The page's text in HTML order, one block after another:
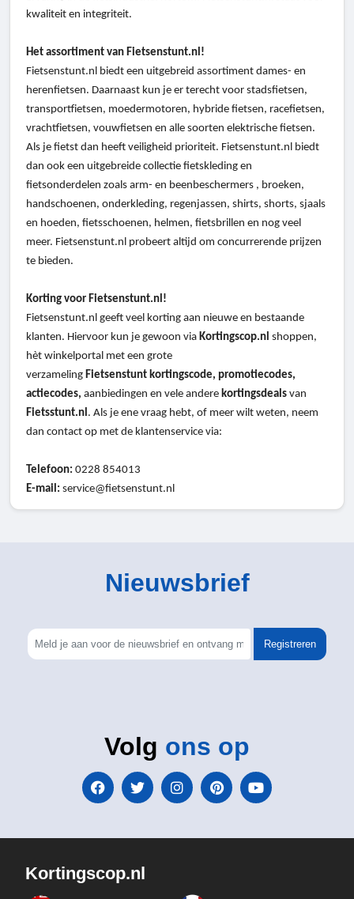
kwaliteit en integriteit.
Het assortiment van Fietsenstunt.nl!
Fietsenstunt.nl biedt een uitgebreid assortiment dames- en
herenfietsen. Daarnaast kun je er terecht voor stadsfietsen,
transportfietsen, moedermotoren, hybride fietsen, racefietsen,
vrachtfietsen, vouwfietsen en alle soorten elektrische fietsen.
Als je fietst dan heeft veiligheid prioriteit. Fietsenstunt.nl biedt
dan ook een uitgebreide collectie fietskleding en
fietsonderdelen zoals arm- en beenbeschermers , broeken,
handschoenen, onderkleding, regenjassen, shirts, shorts, sjaals
en hoeden, fietsschoenen, helmen, fietsbrillen en nog veel
meer. Fietsenstunt.nl probeert altijd om concurrerende prijzen
te bieden.
Korting voor Fietsenstunt.nl!
Fietsenstunt.nl geeft veel korting aan nieuwe en bestaande
klanten. Hiervoor kun je gewoon via Kortingscop.nl shoppen,
hèt winkelportal met een grote
verzameling Fietsenstunt kortingscode, promotiecodes,
actiecodes, aanbiedingen en vele andere kortingsdeals van
Fietsstunt.nl. Als je ene vraag hebt, of meer wilt weten, neem
dan contact op met de klantenservice via:
Telefoon: 0228 854013
E-mail: service@fietsenstunt.nl
Nieuwsbrief
Registreren
Volg ons op
Kortingscop.nl